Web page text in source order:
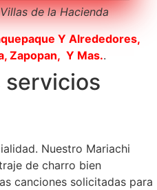
de la Hacienda
Y Alrededores,
Zapopan, Y Mas..
servicios
Nuestro Mariachi
de charro bien
canciones solicitadas para